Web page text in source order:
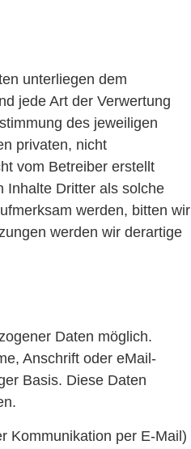
unterliegen dem
jede Art der Verwertung
des jeweiligen
privaten, nicht
vom Betreiber erstellt
Inhalte Dritter als solche
werden, bitten wir
werden wir derartige
Daten möglich.
Anschrift oder eMail-
Basis. Diese Daten
Kommunikation per E-Mail)